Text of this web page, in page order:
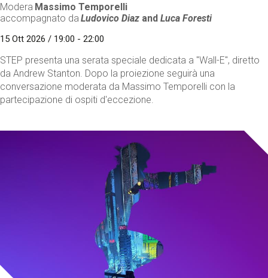
Modera Massimo Temporelli
accompagnato da Ludovico Diaz andLuca Foresti
15 Ott 2026 / 19:00 - 22:00
STEP presenta una serata speciale dedicata a "Wall-E", diretto
da Andrew Stanton. Dopo la proiezione seguirà una
conversazione moderata da Massimo Temporelli con la
partecipazione di ospiti d'eccezione.